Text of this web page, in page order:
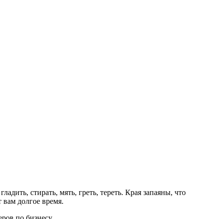
стирать, мять, греть, тереть. Края запаяны, что
долгое время.